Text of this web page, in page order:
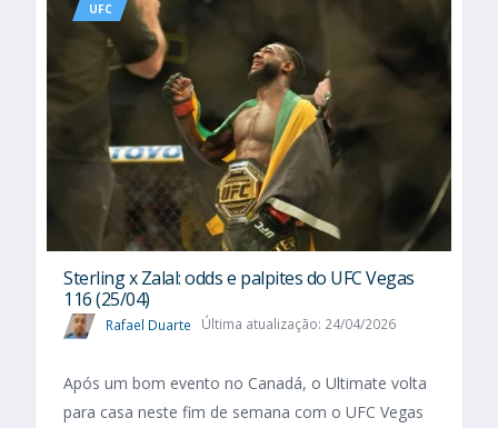
UFC
Sterling x Zalal: odds e palpites do UFC Vegas
116 (25/04)
Rafael Duarte Última atualização: 24/04/2026
Após um bom evento no Canadá, o Ultimate volta
para casa neste fim de semana com o UFC Vegas